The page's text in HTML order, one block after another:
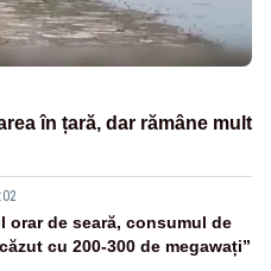
în țară, dar rămâne mult
orar de seară, consumul de
cu 200-300 de megawați”